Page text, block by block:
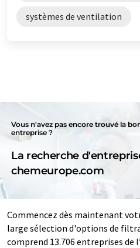
systèmes de ventilation
Vous n'avez pas encore trouvé la
entreprise ?
La recherche
chemeurope.com
Commencez dès maintenant
large sélection d'options de
comprend 13.706 entreprises de